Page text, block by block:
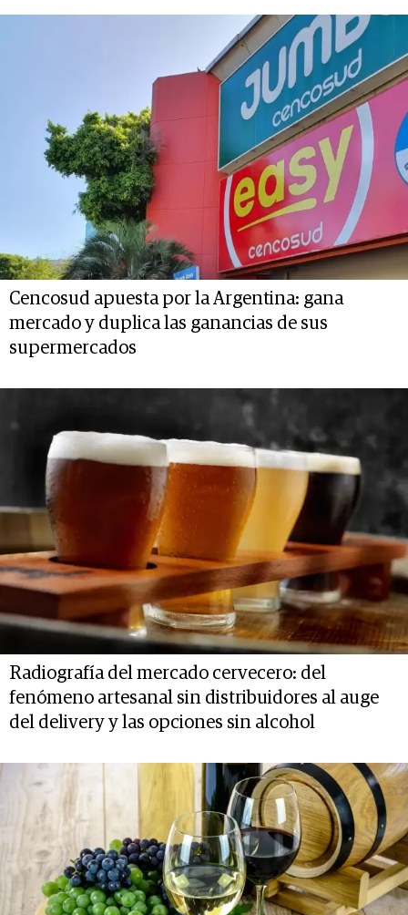
Cencosud apuesta por la Argentina: gana
mercado y duplica las ganancias de sus
supermercados
Radiografía del mercado cervecero: del
fenómeno artesanal sin distribuidores al auge
del delivery y las opciones sin alcohol